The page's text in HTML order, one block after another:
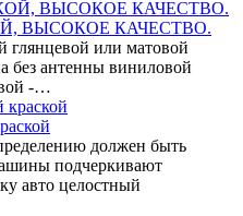
ВЫСОКОЕ КАЧЕСТВО.
или матовой
без антенны виниловой
-…
должен быть
подчеркивают
авто целостный